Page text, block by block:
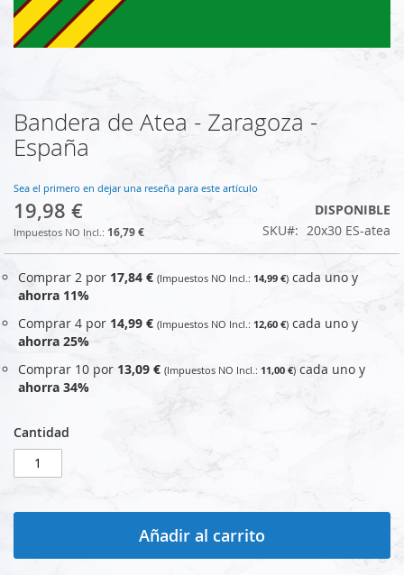
Saltar
al
comienzo
la
galería
de
imágenes
Bandera de Atea - Zaragoza -
España
Sea el primero en dejar una reseña para este artículo
19,98 €
16,79 €
DISPONIBLE
SKU
20x30 ES-atea
Comprar 2 por 17,84 € 14,99 € cada uno y
ahorra 11%
Comprar 4 por 14,99 € 12,60 € cada uno y
ahorra 25%
Comprar 10 por 13,09 € 11,00 € cada uno y
ahorra 34%
Cantidad
Añadir al carrito